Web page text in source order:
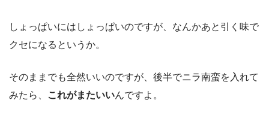
しょっぱいにはしょっぱいのですが、なんかあと引く味で
クセになるというか。
そのままでも全然いいのですが、後半でニラ南蛮を入れて
みたら、
これがまたいいんですよ。